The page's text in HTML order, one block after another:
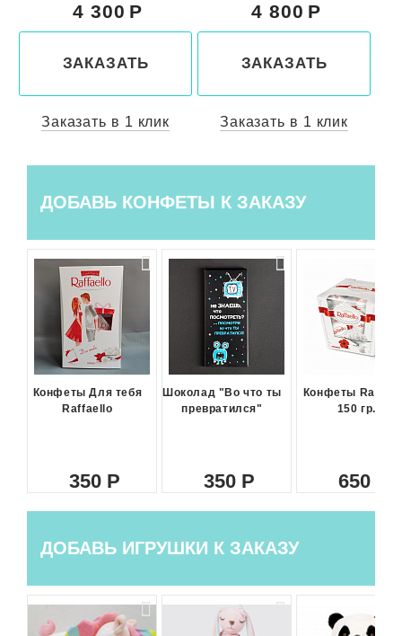
4 800
ЗАКАЗАТЬ
Заказать в 1 клик
5 000
ЗАКАЗАТЬ
Заказать в 1 клик
ДОБАВЬ КОНФЕТЫ К ЗАКАЗУ
Конфеты Для тебя
Raffaello
350
Шоколад "Во что ты
превратился"
350
Конфеты
150 гр.
650
ДОБАВЬ ИГРУШКИ К ЗАКАЗУ